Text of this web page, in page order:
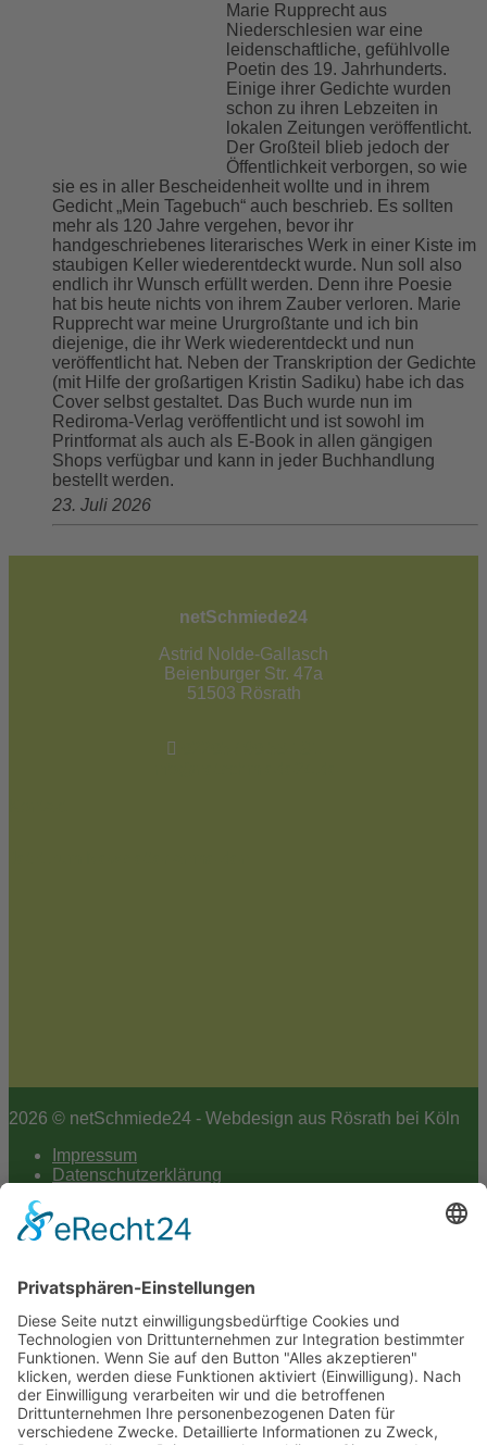
Marie Rupprecht aus
Niederschlesien war eine
leidenschaftliche, gefühlvolle
Poetin des 19. Jahrhunderts.
Einige ihrer Gedichte wurden
schon zu ihren Lebzeiten in
lokalen Zeitungen veröffentlicht.
Der Großteil blieb jedoch der
Öffentlichkeit verborgen, so wie
sie es in aller Bescheidenheit wollte und in ihrem
Gedicht „Mein Tagebuch“ auch beschrieb. Es sollten
mehr als 120 Jahre vergehen, bevor ihr
handgeschriebenes literarisches Werk in einer Kiste im
staubigen Keller wiederentdeckt wurde. Nun soll also
endlich ihr Wunsch erfüllt werden. Denn ihre Poesie
hat bis heute nichts von ihrem Zauber verloren. Marie
Rupprecht war meine Ururgroßtante und ich bin
diejenige, die ihr Werk wiederentdeckt und nun
veröffentlicht hat. Neben der Transkription der Gedichte
(mit Hilfe der großartigen Kristin Sadiku) habe ich das
Cover selbst gestaltet. Das Buch wurde nun im
Rediroma-Verlag veröffentlicht und ist sowohl im
Printformat als auch als E-Book in allen gängigen
Shops verfügbar und kann in jeder Buchhandlung
bestellt werden.
23. Juli 2026
netSchmiede24
Astrid Nolde-Gallasch
Beienburger Str. 47a
51503 Rösrath
2026 © netSchmiede24 - Webdesign aus Rösrath bei Köln
Impressum
Datenschutzerklärung
Cookie-Einstellungen
to
top